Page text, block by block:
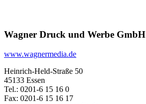
Wagner Druck und Werbe GmbH
www.wagnermedia.de
Heinrich-Held-Straße 50
45133 Essen
Tel.: 0201-6 15 16 0
Fax: 0201-6 15 16 17